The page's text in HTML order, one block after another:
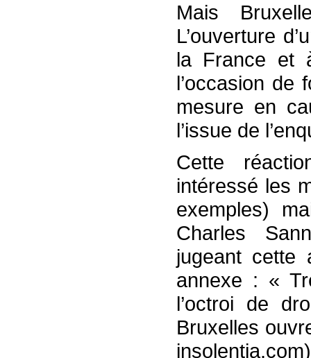
Mais
L’ouverture
la France et
l’occasion de
mesure en
l’issue de
Cette
intéressé les
exemples)
Charles
jugeant cette
annexe : «
l’octroi de
Bruxelles